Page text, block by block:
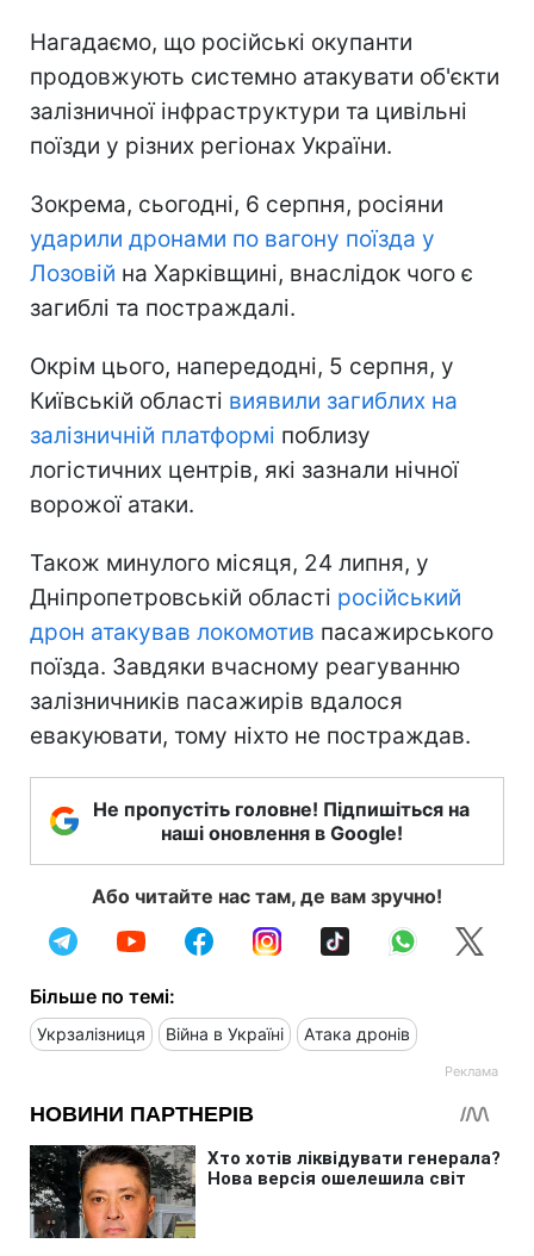
Нагадаємо, що російські окупанти
продовжують системно атакувати об'єкти
залізничної інфраструктури та цивільні
поїзди у різних регіонах України.
Зокрема, сьогодні, 6 серпня, росіяни
ударили дронами по вагону поїзда у
Лозовій на Харківщині, внаслідок чого є
загиблі та постраждалі.
Окрім цього, напередодні, 5 серпня, у
Київській області виявили загиблих на
залізничній платформі поблизу
логістичних центрів, які зазнали нічної
ворожої атаки.
Також минулого місяця, 24 липня, у
Дніпропетровській області російський
дрон атакував локомотив пасажирського
поїзда. Завдяки вчасному реагуванню
залізничників пасажирів вдалося
евакуювати, тому ніхто не постраждав.
Не пропустіть головне! Підпишіться на
наші оновлення в Google!
Або читайте нас там, де вам зручно!
Більше по темі:
Укрзалізниця Війна в Україні Атака дронів